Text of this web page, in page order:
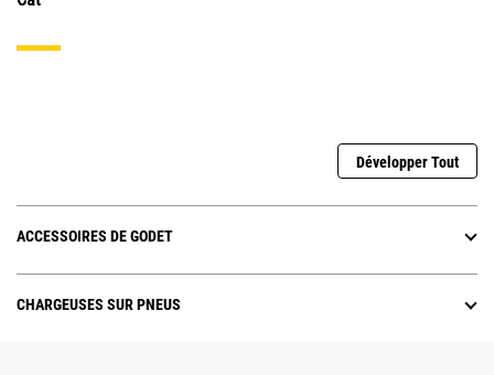
Développer Tout
ACCESSOIRES DE GODET
CHARGEUSES SUR PNEUS